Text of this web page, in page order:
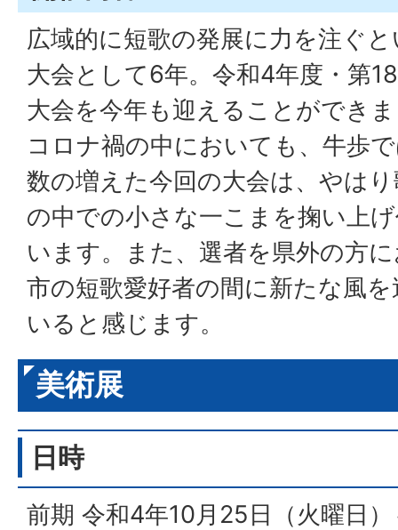
広域的に短歌の発展に力を注ぐ
大会として6年。令和4年度・第
大会を今年も迎えることができ
コロナ禍の中においても、牛歩
数の増えた今回の大会は、やは
の中での小さな一こまを掬い上
います。また、選者を県外の方
市の短歌愛好者の間に新たな風
いると感じます。
美術展
日時
前期 令和4年10月25日（火曜日